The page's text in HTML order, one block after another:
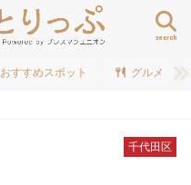
search
おすすめスポット グルメ
千代田区